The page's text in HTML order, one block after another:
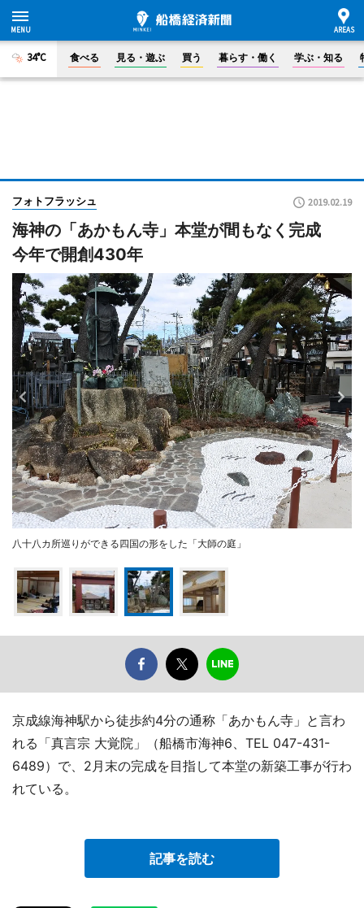
34°C 食べる 見る・遊ぶ 買う 暮らす・働く 学ぶ・知る
フォトフラッシュ 2019.02.19
海神の「あかもん寺」本堂が間もなく完成
今年で開創430年
八十八カ所巡りができる四国の形をした「大師の庭」
京成線海神駅から徒歩約4分の通称「あかもん寺」と言わ
れる「真言宗 大覚院」（船橋市海神6、TEL 047-431-
6489）で、2月末の完成を目指して本堂の新築工事が行わ
れている。
記事を読む